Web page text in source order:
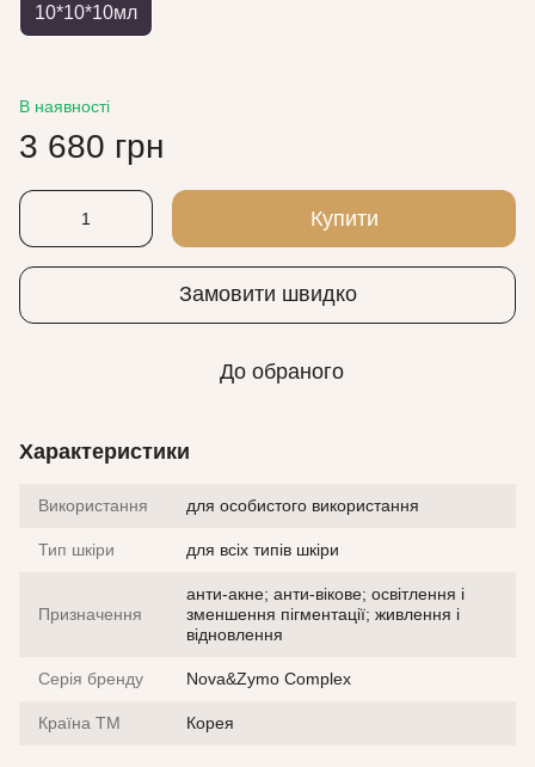
10*10*10мл
В наявності
3 680 грн
Купити
Замовити швидко
До обраного
Характеристики
Використання для особистого використання
Тип шкіри для всіх типів шкіри
Призначення
анти-акне; анти-вікове; освітлення і
зменшення пігментації; живлення і
відновлення
Серія бренду Nova&Zymo Complex
Країна ТМ Корея